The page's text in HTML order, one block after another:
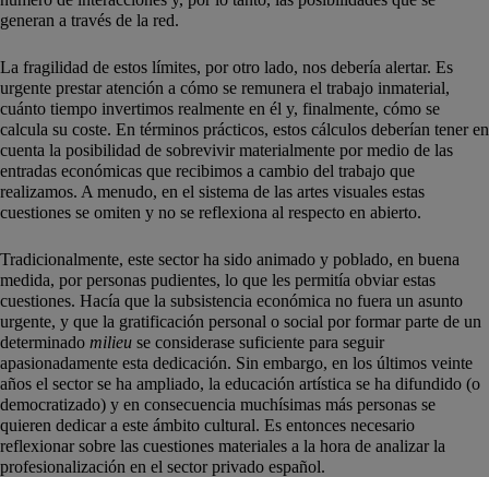
generan a través de la red.
La fragilidad de estos límites, por otro lado, nos debería alertar. Es
urgente prestar atención a cómo se remunera el trabajo inmaterial,
cuánto tiempo invertimos realmente en él y, finalmente, cómo se
calcula su coste. En términos prácticos, estos cálculos deberían tener en
cuenta la posibilidad de sobrevivir materialmente por medio de las
entradas económicas que recibimos a cambio del trabajo que
realizamos. A menudo, en el sistema de las artes visuales estas
cuestiones se omiten y no se reflexiona al respecto en abierto.
Tradicionalmente, este sector ha sido animado y poblado, en buena
medida, por personas pudientes, lo que les permitía obviar estas
cuestiones. Hacía que la subsistencia económica no fuera un asunto
urgente, y que la gratificación personal o social por formar parte de un
determinado milieu se considerase suficiente para seguir
apasionadamente esta dedicación. Sin embargo, en los últimos veinte
años el sector se ha ampliado, la educación artística se ha difundido (o
democratizado) y en consecuencia muchísimas más personas se
quieren dedicar a este ámbito cultural. Es entonces necesario
reflexionar sobre las cuestiones materiales a la hora de analizar la
profesionalización en el sector privado español.